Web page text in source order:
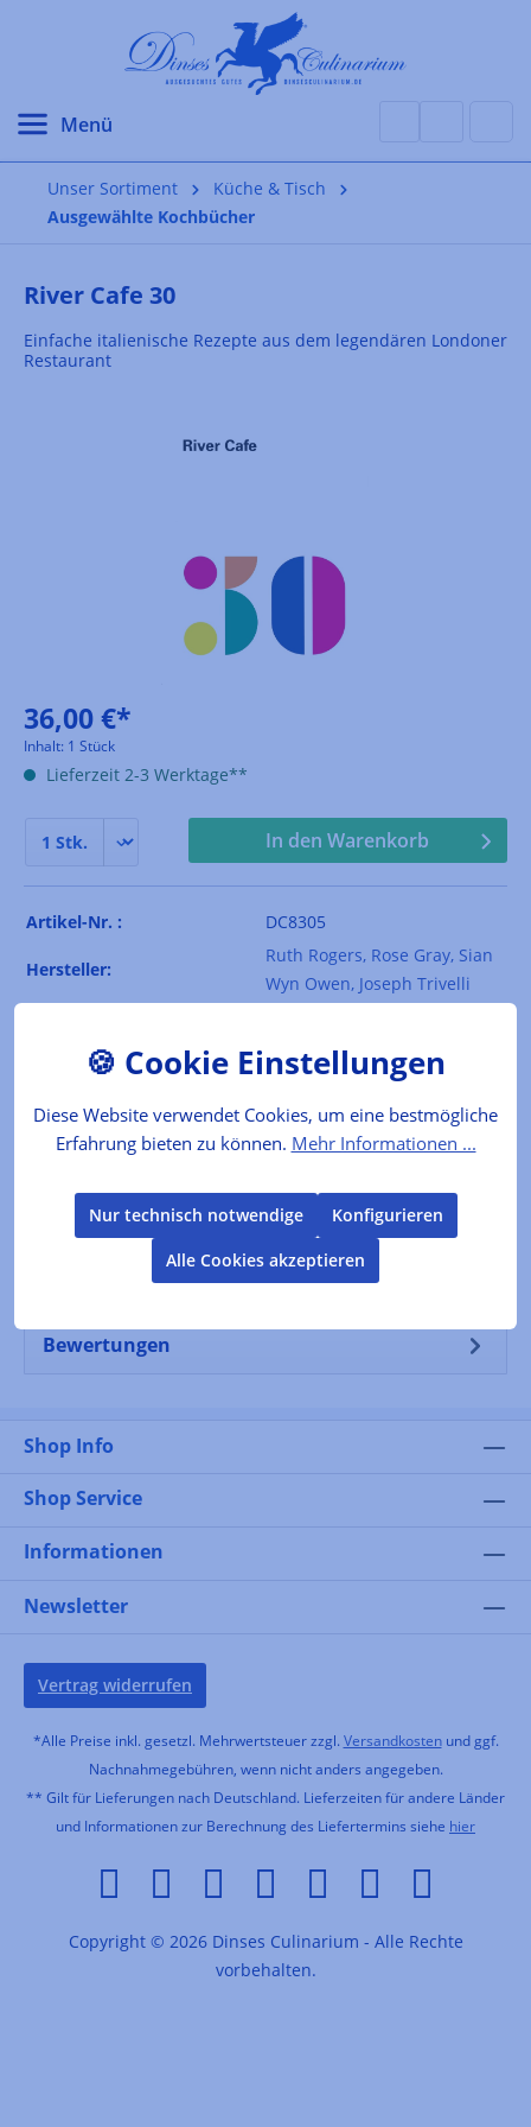
Unser Sortiment
Küche & Tisch
Ausgewählte Kochbücher
River Cafe 30
Einfache italienische Rezepte aus dem legendären Londoner
Restaurant
36,00 €*
Inhalt: 1 Stück
Lieferzeit 2-3 Werktage**
In den Warenkorb
Artikel-Nr. : DC8305
Hersteller:
Ruth Rogers, Rose Gray, Sian
Wyn Owen, Joseph Trivelli
Das Produkt
Einfache, leckere italienische Küche von ihrer
besten Seite Schon seit 30 Jahren steht The River
Produktkennzeichnung
Bewertungen
Shop Info
Shop Service
Informationen
Newsletter
Vertrag widerrufen
*Alle Preise inkl. gesetzl. Mehrwertsteuer zzgl. Versandkostenund ggf.
Nachnahmegebühren, wenn nicht anders angegeben.
** Gilt für Lieferungen nach Deutschland. Lieferzeiten für andere Länder
und Informationen zur Berechnung des Liefertermins siehe hier
Copyright © 2026 Dinses Culinarium - Alle Rechte
vorbehalten.
Diese Website verwendet Cookies, um eine bestmögliche
Erfahrung bieten zu können. Mehr Informationen ...
Nur technisch notwendige
Konfigurieren
Alle Cookies akzeptieren